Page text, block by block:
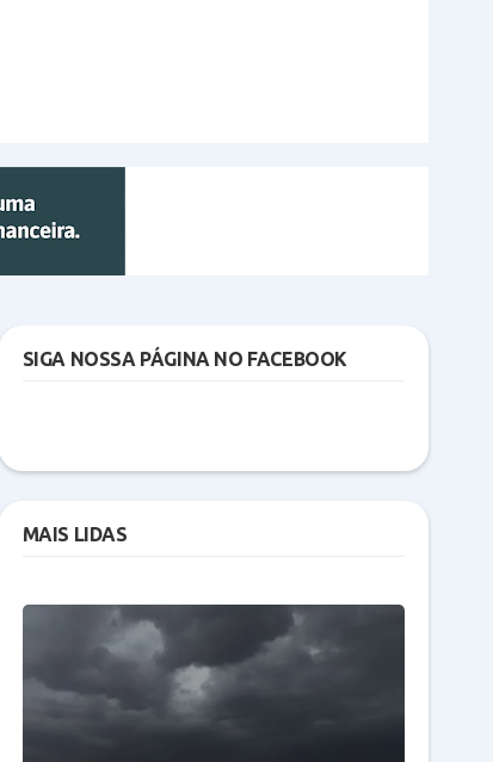
SIGA NOSSA PÁGINA NO FACEBOOK
MAIS LIDAS